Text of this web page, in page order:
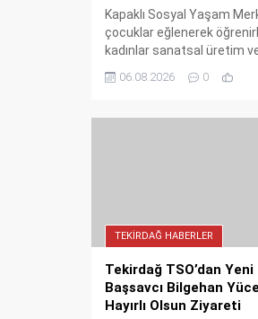
Kapaklı Sosyal Yaşam
çocuklar eğlenerek
kadınlar sanatsal üretim
vakit geçirdi. Tekirdağ
atölyeler, sosyal yaşamı
06.08.2026 0
TEKIRDAĞ HABERLER
Tekirdağ TSO’dan Yeni
Başsavcı Bilgehan
Hayırlı Olsun Ziyareti